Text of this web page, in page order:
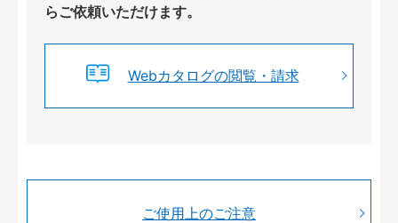
らご依頼いただけます。
Webカタログの閲覧・請求
ご使用上のご注意